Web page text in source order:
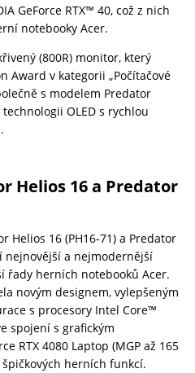
GeForce RTX™ 40, což z nich
notebooky Acer.
(800R) monitor, který
Award v kategorii „Počítačové
s modelem Predator
OLED s rychlou
Helios 16 a Predator
Helios 16 (PH16-71) a Predator
nejnovější a nejmodernější
řady herních notebooků Acer.
novým designem, vylepšeným
s procesory Intel Core™
spojení s grafickým
RTX 4080 Laptop (MGP až 165
herních funkcí.